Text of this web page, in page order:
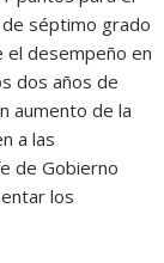
séptimo grado
el desempeño en
dos años de
aumento de la
a las
de Gobierno
los